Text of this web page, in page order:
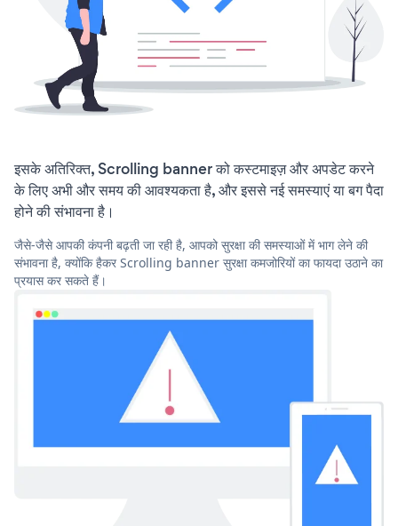
इसके अतिरिक्त, Scrolling banner को कस्टमाइज़ और अपडेट करने
के लिए अभी और समय की आवश्यकता है, और इससे नई समस्याएं या बग पैदा
होने की संभावना है।
जैसे-जैसे आपकी कंपनी बढ़ती जा रही है, आपको सुरक्षा की समस्याओं में भाग लेने की
संभावना है, क्योंकि हैकर Scrolling banner सुरक्षा कमजोरियों का फायदा उठाने का
प्रयास कर सकते हैं।